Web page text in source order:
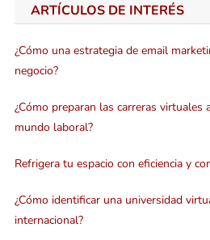
ARTÍCULOS DE INTERÉS
¿Cómo una estrategia de email
negocio?
¿Cómo preparan las carreras virtuales
mundo laboral?
Refrigera tu espacio con eficiencia y
¿Cómo identificar una universidad
internacional?